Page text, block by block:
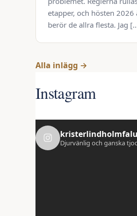
etapper, och hösten
berör de allra flesta. Jag
Alla inlägg →
Instagram
Djurvänlig och ganska